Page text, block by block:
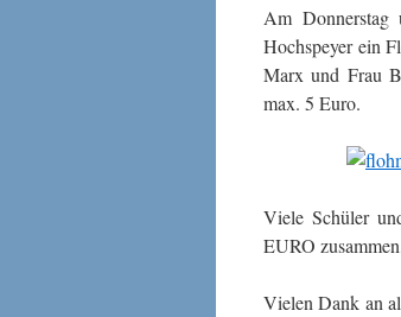
Am
Hochspeyer ein
Marx und Frau
max. 5 Euro.
Viele Schüler
EURO
Vielen Dank an